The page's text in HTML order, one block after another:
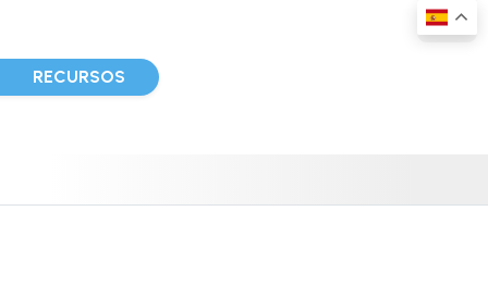
RECURSOS